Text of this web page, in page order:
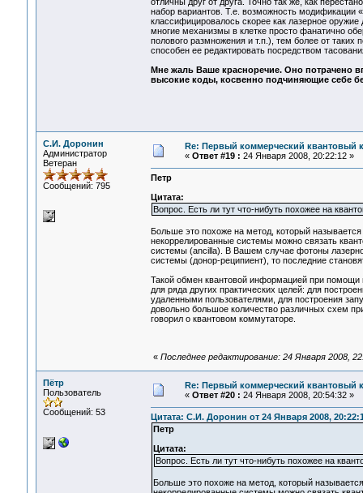
набор вариантов. Т.е. возможность модификации
классифицировалось скорее как лазерное
многие механизмы в клетке просто фанатично
полового размножения и т.п.), тем более от таких
способен ее редактировать посредством
Мне жаль Ваше красноречие. Оно потрачено
высокие коды, косвенно подчиняющие себе
С.И. Доронин
Администратор
Ветеран
Сообщений: 795
Re: Первый коммерческий квантовый
« Ответ #19 : 24 Января 2008, 20:22:12 »
Петр
Цитата:
Вопрос. Есть ли тут что-нибуть похожее на
Больше это похоже на метод, который
некоррелированные системы можно связать
системы (ancilla). В Вашем случае фотоны
системы (донор-реципиент), то последние
Такой обмен квантовой информацией при помощи
для ряда других практических целей: для
удаленными пользователями, для построения
довольно большое количество различных схем
говорил о квантовом коммутаторе.
« Последнее редактирование: 24 Января 2008,
Пётр
Пользователь
Сообщений: 53
Re: Первый коммерческий квантовый
« Ответ #20 : 24 Января 2008, 20:54:32 »
Цитата: С.И. Доронин от 24 Января 2008,
Петр
Цитата:
Вопрос. Есть ли тут что-нибуть похожее на
Больше это похоже на метод, который